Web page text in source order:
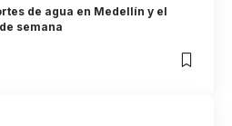
de agua en Medellín y el
semana